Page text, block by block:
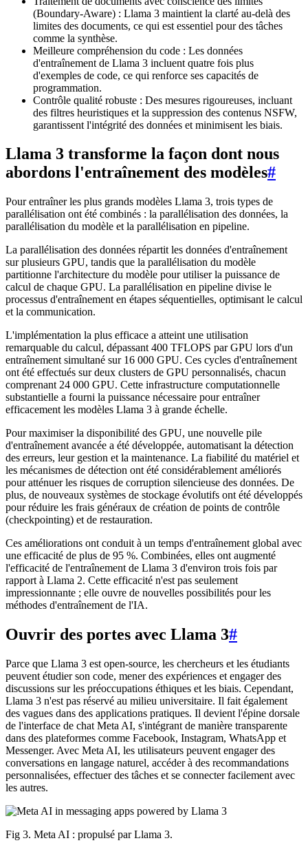
(Boundary-Aware) : Llama 3 maintient la clarté au-delà des
limites des documents, ce qui est essentiel pour des tâches
comme la synthèse.
Meilleure compréhension du code : Les données
d'entraînement de Llama 3 incluent quatre fois plus
d'exemples de code, ce qui renforce ses capacités de
programmation.
Contrôle qualité robuste : Des mesures rigoureuses, incluant
des filtres heuristiques et la suppression des contenus NSFW,
garantissent l'intégrité des données et minimisent les biais.
Llama 3 transforme la façon dont nous
abordons l'entraînement des modèles#
Pour entraîner les plus grands modèles Llama 3, trois types de
parallélisation ont été combinés : la parallélisation des données, la
parallélisation du modèle et la parallélisation en pipeline.
La parallélisation des données répartit les données d'entraînement
sur plusieurs GPU, tandis que la parallélisation du modèle
partitionne l'architecture du modèle pour utiliser la puissance de
calcul de chaque GPU. La parallélisation en pipeline divise le
processus d'entraînement en étapes séquentielles, optimisant le calcul
et la communication.
L'implémentation la plus efficace a atteint une utilisation
remarquable du calcul, dépassant 400 TFLOPS par GPU lors d'un
entraînement simultané sur 16 000 GPU. Ces cycles d'entraînement
ont été effectués sur deux clusters de GPU personnalisés, chacun
comprenant 24 000 GPU. Cette infrastructure computationnelle
substantielle a fourni la puissance nécessaire pour entraîner
efficacement les modèles Llama 3 à grande échelle.
Pour maximiser la disponibilité des GPU, une nouvelle pile
d'entraînement avancée a été développée, automatisant la détection
des erreurs, leur gestion et la maintenance. La fiabilité du matériel et
les mécanismes de détection ont été considérablement améliorés
pour atténuer les risques de corruption silencieuse des données. De
plus, de nouveaux systèmes de stockage évolutifs ont été développés
pour réduire les frais généraux de création de points de contrôle
(checkpointing) et de restauration.
Ces améliorations ont conduit à un temps d'entraînement global avec
une efficacité de plus de 95 %. Combinées, elles ont augmenté
l'efficacité de l'entraînement de Llama 3 d'environ trois fois par
rapport à Llama 2. Cette efficacité n'est pas seulement
impressionnante ; elle ouvre de nouvelles possibilités pour les
méthodes d'entraînement de l'IA.
Ouvrir des portes avec Llama 3#
Parce que Llama 3 est open-source, les chercheurs et les étudiants
peuvent étudier son code, mener des expériences et engager des
discussions sur les préoccupations éthiques et les biais. Cependant,
Llama 3 n'est pas réservé au milieu universitaire. Il fait également
des vagues dans des applications pratiques. Il devient l'épine dorsale
de l'interface de chat Meta AI, s'intégrant de manière transparente
dans des plateformes comme Facebook, Instagram, WhatsApp et
Messenger. Avec Meta AI, les utilisateurs peuvent engager des
conversations en langage naturel, accéder à des recommandations
personnalisées, effectuer des tâches et se connecter facilement avec
les autres.
Fig 3. Meta AI : propulsé par Llama 3.